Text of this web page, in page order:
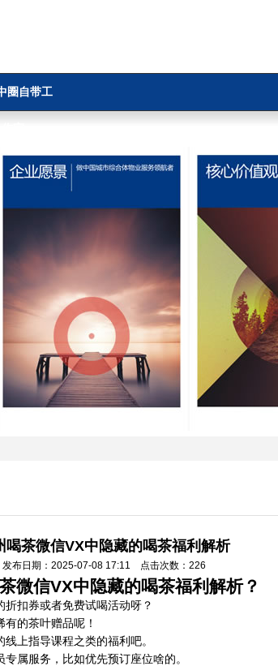
圈自带工
喝茶微信VX中隐藏的喝茶福利解析
发布日期：2025-07-08 17:11 点击次数：226
微信VX中隐藏的喝茶福利解析？
折扣券或者免费试喝活动呀？
有的茶叶赠品呢！
线上指导课程之类的福利吧。
专属服务，比如优先预订座位啥的。